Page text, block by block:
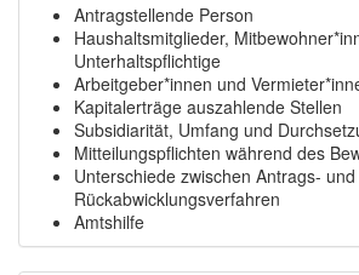
Antragstellende Person
Haushaltsmitglieder,
Unterhaltspflichtige
Arbeitgeber*innen und
Kapitalerträge auszahlende Stellen
Subsidiarität, Umfang und
Mitteilungspflichten während des
Unterschiede zwischen Antrags- und
Rückabwicklungsverfahren
Amtshilfe